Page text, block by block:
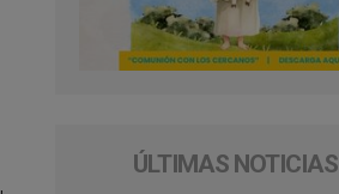
ÚLTIMAS NOTICIAS